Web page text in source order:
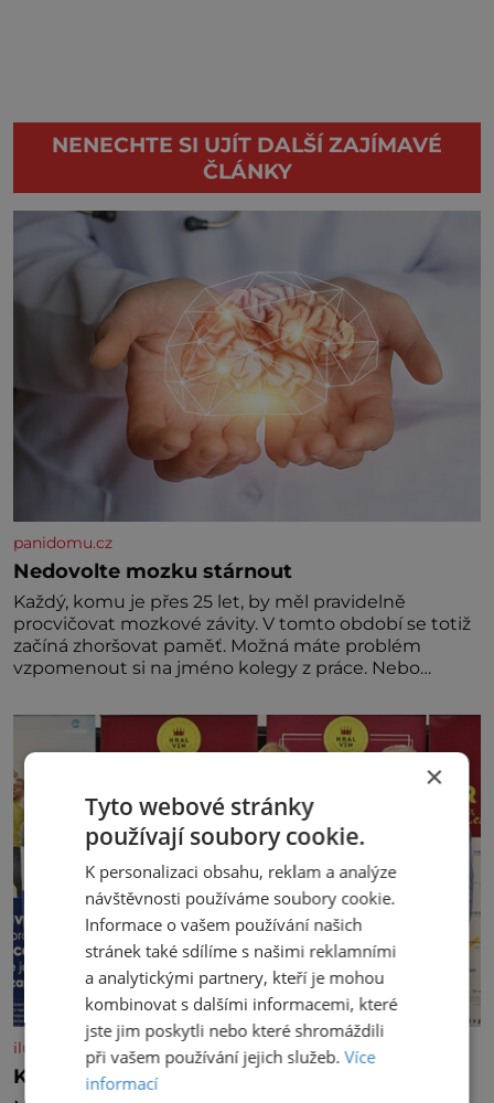
NENECHTE SI UJÍT DALŠÍ ZAJÍMAVÉ
ČLÁNKY
panidomu.cz
Nedovolte mozku stárnout
Každý, komu je přes 25 let, by měl pravidelně
procvičovat mozkové závity. V tomto období se totiž
začíná zhoršovat paměť. Možná máte problém
vzpomenout si na jméno kolegy z práce. Nebo
nedávno přečetli. Je to opravdu tak, s věkem jako
kdyby se paměť rozhodla stávkovat. Cvičte
iluxus.cz
Král vín začíná třetí dekádu
×
Tyto webové stránky
používají soubory cookie.
K personalizaci obsahu, reklam a analýze
návštěvnosti používáme soubory cookie.
Informace o vašem používání našich
stránek také sdílíme s našimi reklamními
a analytickými partnery, kteří je mohou
kombinovat s dalšími informacemi, které
jste jim poskytli nebo které shromáždili
při vašem používání jejich služeb.Více
informací